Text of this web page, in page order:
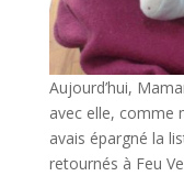
Aujourd’hui,
avec elle, comme
avais épargné la
retournés à Feu